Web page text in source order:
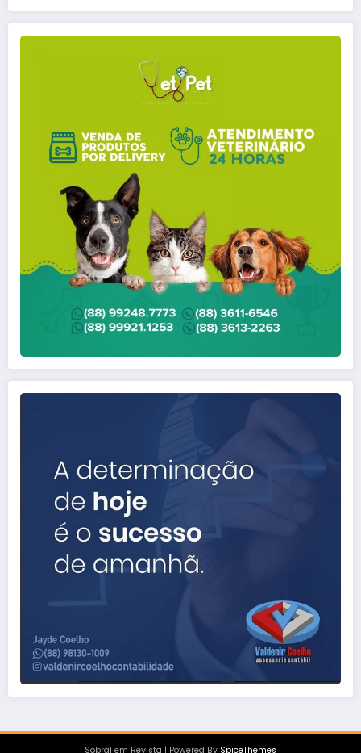
Sobral em Revista | Powered By SpiceThemes